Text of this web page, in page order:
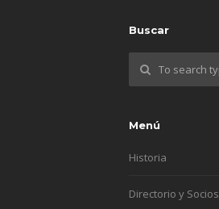
Buscar
Menú
Historia
Directorio y Socios